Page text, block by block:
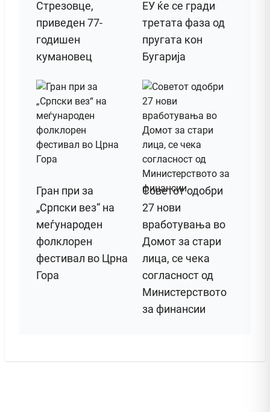
Стрезовце,
приведен 77-
годишен
кумановец
ЕУ ќе се гради
третата фаза од
пругата кон
Бугарија
Гран при за
„Српски вез“ на
меѓународен
фолклорен
фестивал во Црна
Гора
Советот одобри
27 нови
вработувања во
Домот за стари
лица, се чека
согласност од
Министерството
за финансии